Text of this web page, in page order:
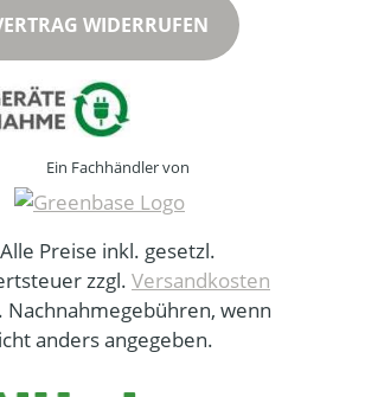
WIDERRUFEN
Ein Fachhändler von
Preise inkl. gesetzl.
zzgl. Versandkosten
Nachnahmegebühren, wenn
anders angegeben.